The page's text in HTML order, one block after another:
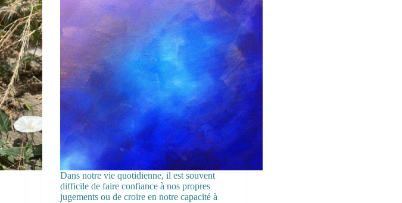
Dans notre vie quotidienne, il est souvent
difficile de faire confiance à nos propres
jugements ou de croire en notre capacité à